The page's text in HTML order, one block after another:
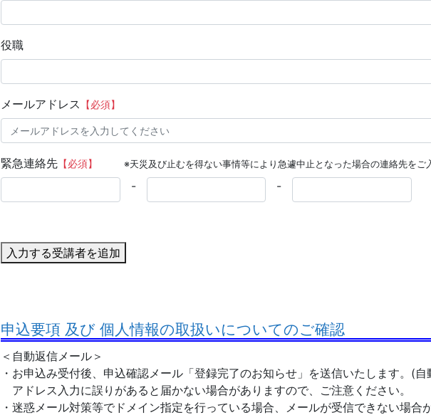
役職
メールアドレス 【必須】
緊急連絡先 【必須】 ※天災及び止むを得ない事情等により急遽中止となった場合の連絡先をご
- -
入力する受講者を追加
申込要項 及び 個人情報の取扱いについてのご確認
＜自動返信メール＞
・お申込み受付後、申込確認メール「登録完了のお知らせ」を送信いたします。(自
アドレス入力に誤りがあると届かない場合がありますので、ご注意ください。
・迷惑メール対策等でドメイン指定を行っている場合、メールが受信できない場合